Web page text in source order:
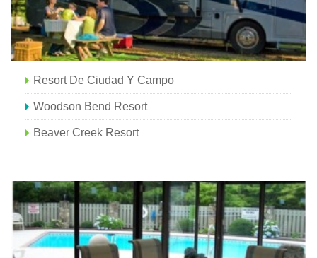
Resort De Ciudad Y Campo
Woodson Bend Resort
Beaver Creek Resort